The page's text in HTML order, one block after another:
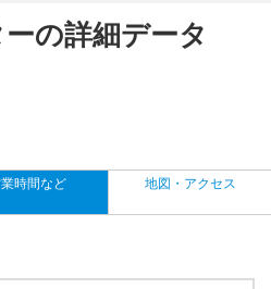
の詳細データ
時間など 地図・アクセス